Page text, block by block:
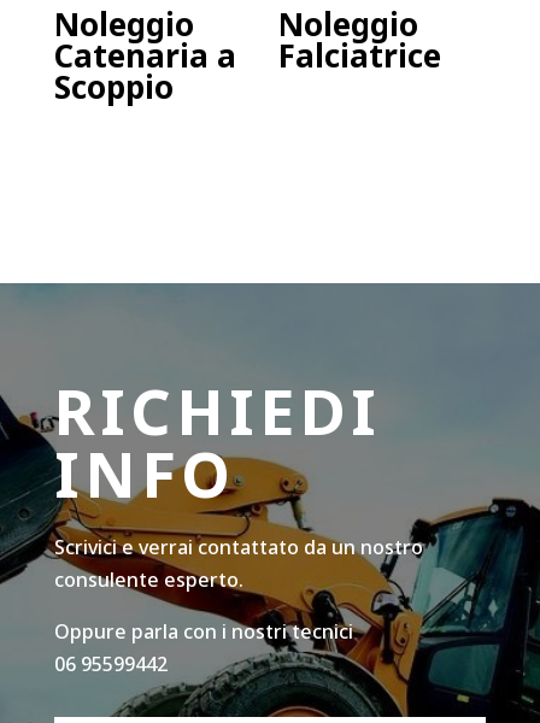
Noleggio
Catenaria a
Scoppio
Noleggio
Falciatrice
RICHIEDI
INFO
Scrivici e verrai contattato da un nostro
consulente esperto.
Oppure parla con i nostri tecnici
06 95599442